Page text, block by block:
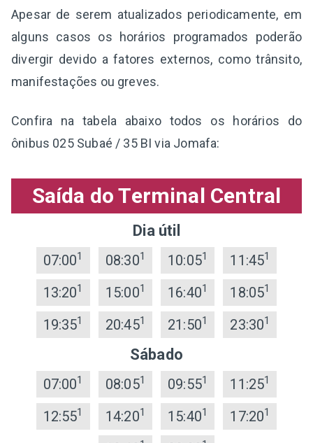
Apesar de serem atualizados periodicamente, em
alguns casos os horários programados poderão
divergir devido a fatores externos, como trânsito,
manifestações ou greves.
Confira na tabela abaixo todos os horários do
ônibus 025 Subaé / 35 BI via Jomafa:
Saída do Terminal Central
Dia útil
07:001 08:301 10:051 11:451
13:201 15:001 16:401 18:051
19:351 20:451 21:501 23:301
Sábado
07:001 08:051 09:551 11:251
12:551 14:201 15:401 17:201